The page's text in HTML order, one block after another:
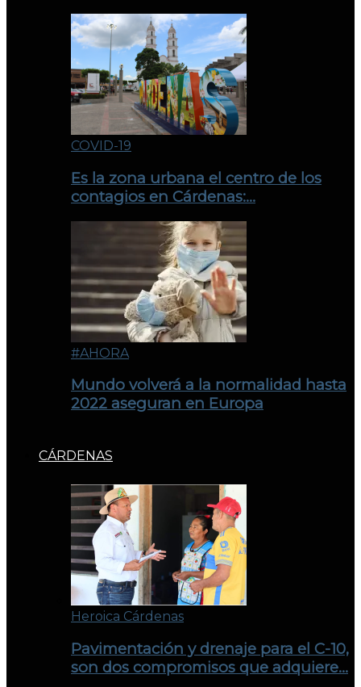
COVID-19
Es la zona urbana el centro de los
contagios en Cárdenas:…
#AHORA
Mundo volverá a la normalidad hasta
2022 aseguran en Europa
CÁRDENAS
Heroica Cárdenas
Pavimentación y drenaje para el C-10,
son dos compromisos que adquiere…